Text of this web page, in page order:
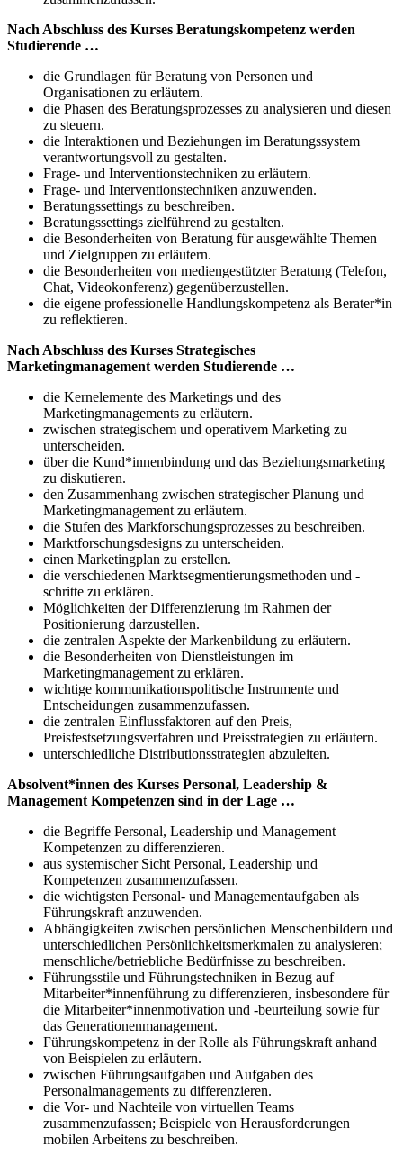
Nach Abschluss des Kurses Beratungskompetenz werden
Studierende …
die Grundlagen für Beratung von Personen und
Organisationen zu erläutern.
die Phasen des Beratungsprozesses zu analysieren und diesen
zu steuern.
die Interaktionen und Beziehungen im Beratungssystem
verantwortungsvoll zu gestalten.
Frage- und Interventionstechniken zu erläutern.
Frage- und Interventionstechniken anzuwenden.
Beratungssettings zu beschreiben.
Beratungssettings zielführend zu gestalten.
die Besonderheiten von Beratung für ausgewählte Themen
und Zielgruppen zu erläutern.
die Besonderheiten von mediengestützter Beratung (Telefon,
Chat, Videokonferenz) gegenüberzustellen.
die eigene professionelle Handlungskompetenz als Berater*in
zu reflektieren.
Nach Abschluss des Kurses Strategisches
Marketingmanagement werden Studierende …
die Kernelemente des Marketings und des
Marketingmanagements zu erläutern.
zwischen strategischem und operativem Marketing zu
unterscheiden.
über die Kund*innenbindung und das Beziehungsmarketing
zu diskutieren.
den Zusammenhang zwischen strategischer Planung und
Marketingmanagement zu erläutern.
die Stufen des Markforschungsprozesses zu beschreiben.
Marktforschungsdesigns zu unterscheiden.
einen Marketingplan zu erstellen.
die verschiedenen Marktsegmentierungsmethoden und -
schritte zu erklären.
Möglichkeiten der Differenzierung im Rahmen der
Positionierung darzustellen.
die zentralen Aspekte der Markenbildung zu erläutern.
die Besonderheiten von Dienstleistungen im
Marketingmanagement zu erklären.
wichtige kommunikationspolitische Instrumente und
Entscheidungen zusammenzufassen.
die zentralen Einflussfaktoren auf den Preis,
Preisfestsetzungsverfahren und Preisstrategien zu erläutern.
unterschiedliche Distributionsstrategien abzuleiten.
Absolvent*innen des Kurses Personal, Leadership &
Management Kompetenzen sind in der Lage …
die Begriffe Personal, Leadership und Management
Kompetenzen zu differenzieren.
aus systemischer Sicht Personal, Leadership und
Kompetenzen zusammenzufassen.
die wichtigsten Personal- und Managementaufgaben als
Führungskraft anzuwenden.
Abhängigkeiten zwischen persönlichen Menschenbildern und
unterschiedlichen Persönlichkeitsmerkmalen zu analysieren;
menschliche/betriebliche Bedürfnisse zu beschreiben.
Führungsstile und Führungstechniken in Bezug auf
Mitarbeiter*innenführung zu differenzieren, insbesondere für
die Mitarbeiter*innenmotivation und -beurteilung sowie für
das Generationenmanagement.
Führungskompetenz in der Rolle als Führungskraft anhand
von Beispielen zu erläutern.
zwischen Führungsaufgaben und Aufgaben des
Personalmanagements zu differenzieren.
die Vor- und Nachteile von virtuellen Teams
zusammenzufassen; Beispiele von Herausforderungen
mobilen Arbeitens zu beschreiben.